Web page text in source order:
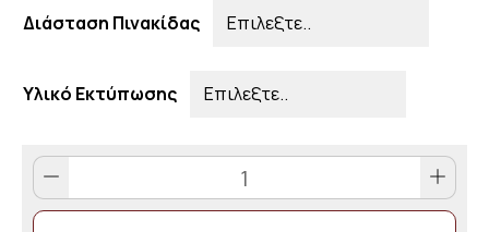
Διάσταση Πινακίδας
Υλικό Εκτύπωσης
ΕΚΤΟΣ
ΟΡΟΦΟΣ/SIXTH